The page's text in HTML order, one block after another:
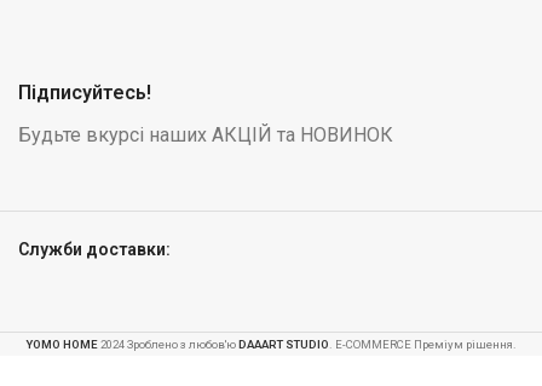
Підписуйтесь!
Будьте вкурсі наших АКЦІЙ та НОВИНОК
Служби доставки:
YOMO HOME 2024 Зроблено з любов'юDAAART STUDIO . E-COMMERCE Преміум рішення.
Геймерське
крісло TS-